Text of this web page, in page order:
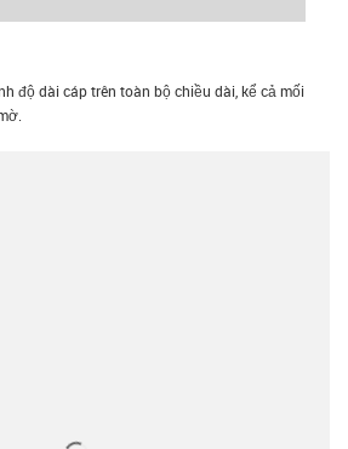
độ dài cáp trên toàn bộ chiều dài, kể cả mối